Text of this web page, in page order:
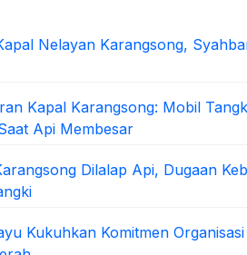
Nelayan Karangsong,
Kapal Karangsong: Mobil
Api Membesar
Dilalap Api, Dugaan
Kukuhkan Komitmen